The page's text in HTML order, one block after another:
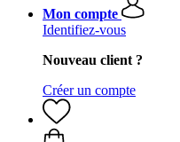
Mon compte
Identifiez-vous
Nouveau client ?
Créer un compte